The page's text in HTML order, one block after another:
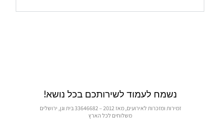
נשמח לעמוד לשירותכם בכל נושא!
זמירות ומזכרות לאירועים, מאז 2012 – 33646682 בית וגן, ירושלים
משלוחים לכל הארץ